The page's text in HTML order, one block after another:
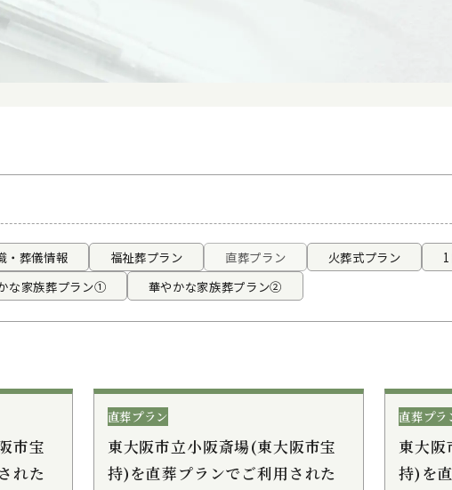
・葬儀情報 福祉葬プラン 直葬プラン 火葬式プラン
な家族葬プラン① 華やかな家族葬プラン②
市宝
れた
直葬プラン
東大阪市立小阪斎場(東大阪市宝
持)を直葬プランでご利用された
直葬プラ
東大阪
持)を